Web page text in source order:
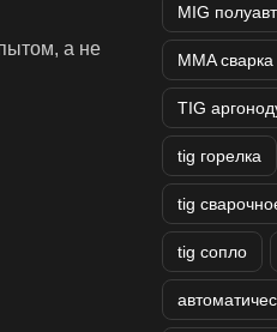
а не
MIG
MMA сварка
TIG
tig горелка
tig
tig сопло